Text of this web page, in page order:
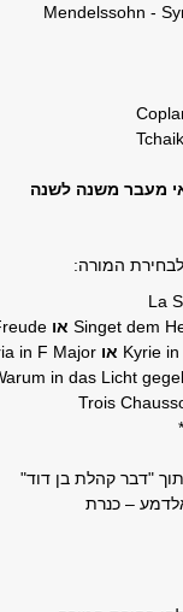
מעבר משנה לשנה
La
Singet dem או
Kyrie או in F Major
in das Licht
Trois
*
"דבר קהלת בן דוד"
– כנרת